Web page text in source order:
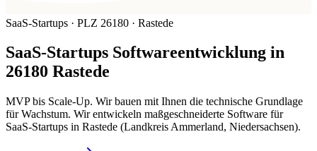
SaaS-Startups · PLZ 26180 · Rastede
SaaS-Startups Softwareentwicklung in
26180 Rastede
MVP bis Scale-Up. Wir bauen mit Ihnen die technische Grundlage
für Wachstum. Wir entwickeln maßgeschneiderte Software für
SaaS-Startups in Rastede (Landkreis Ammerland, Niedersachsen).